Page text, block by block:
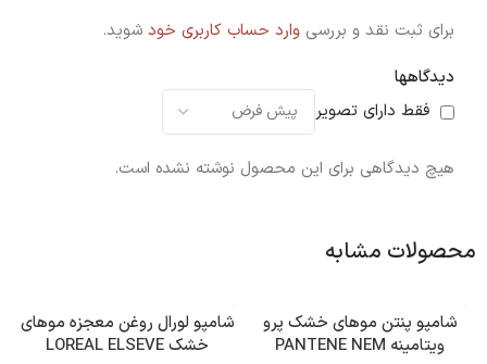
دیدگاهها
فقط دارای تصویر
هیچ دیدگاهی برای این محصول نوشته نشده است.
برای ثبت نقد و بررسی وارد حساب کاربری خود شوید.
محصولات مشابه
شامپو پنتن موهای خشک پرو
ویتامینه PANTENE NEM
شامپو لورال روغن معجزه موهای
خشک LOREAL ELSEVE